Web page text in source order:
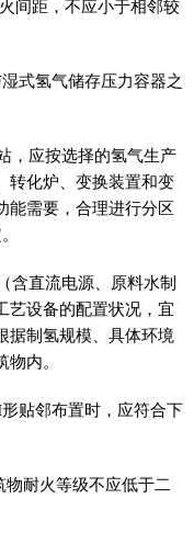
间距，不应小于相邻较
式氢气储存压力容器之
，应按选择的氢气生产
转化炉、变换装置和变
能需要，合理进行分区
含直流电源、原料水制
艺设备的配置状况，宜
据制氢规模、具体环境
内。
贴邻布置时，应符合下
耐火等级不应低于二